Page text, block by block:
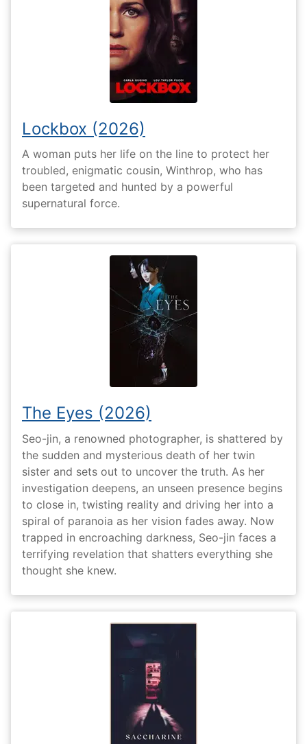
Lockbox (2026)
A woman puts her life on the line to protect her
troubled, enigmatic cousin, Winthrop, who has
been targeted and hunted by a powerful
supernatural force.
The Eyes (2026)
Seo-jin, a renowned photographer, is shattered by
the sudden and mysterious death of her twin
sister and sets out to uncover the truth. As her
investigation deepens, an unseen presence begins
to close in, twisting reality and driving her into a
spiral of paranoia as her vision fades away. Now
trapped in encroaching darkness, Seo-jin faces a
terrifying revelation that shatters everything she
thought she knew.